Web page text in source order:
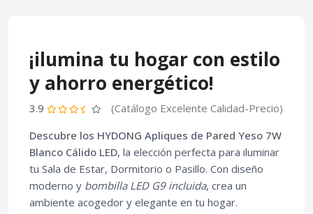
¡ilumina tu hogar con estilo
y ahorro energético!
3.9
(Catálogo Excelente Calidad-Precio)
Descubre los HYDONG Apliques de Pared Yeso 7W
Blanco Cálido LED, la elección perfecta para iluminar
tu Sala de Estar, Dormitorio o Pasillo. Con diseño
moderno y bombilla LED G9 incluida, crea un
ambiente acogedor y elegante en tu hogar.